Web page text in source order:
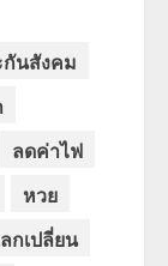
กันสังคม
ลดค่าไฟ
หวย
กเปลี่ยน